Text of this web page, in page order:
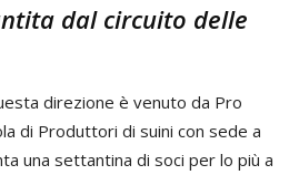
dal circuito delle
direzione è venuto da Pro
di Produttori di suini con sede a
una settantina di soci per lo più a